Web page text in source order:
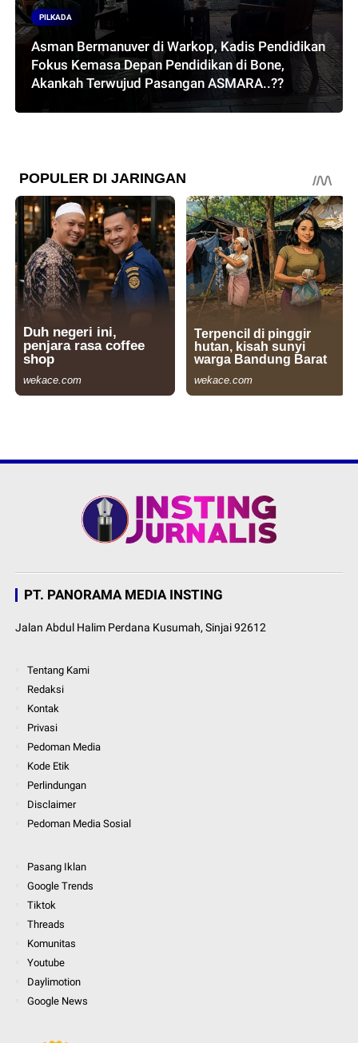
PILKADA
Asman Bermanuver di Warkop, Kadis Pendidikan
Fokus Kemasa Depan Pendidikan di Bone,
Akankah Terwujud Pasangan ASMARA..??
PT. PANORAMA MEDIA INSTING
Jalan Abdul Halim Perdana Kusumah, Sinjai 92612
Tentang Kami
Redaksi
Kontak
Privasi
Pedoman Media
Kode Etik
Perlindungan
Disclaimer
Pedoman Media Sosial
Pasang Iklan
Google Trends
Tiktok
Threads
Komunitas
Youtube
Daylimotion
Google News